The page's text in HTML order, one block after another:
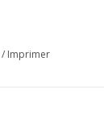
/ Imprimer